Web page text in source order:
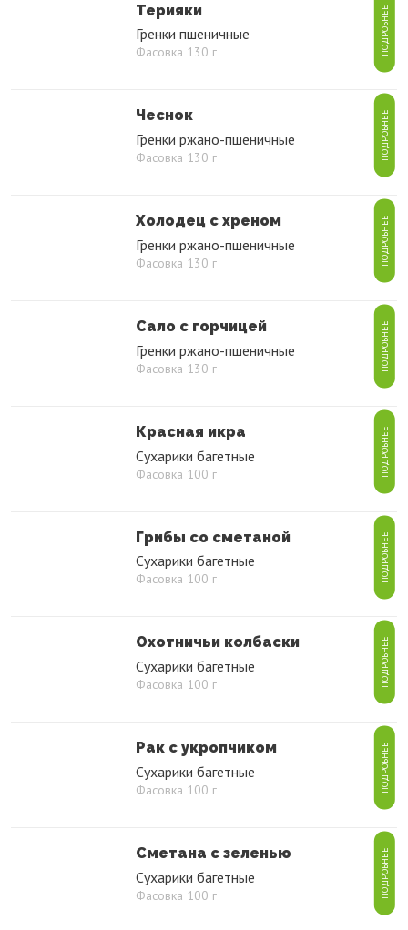
Терияки
Гренки пшеничные
Фасовка 130 г ПОДРОБНЕЕ
Чеснок
Гренки ржано-пшеничные
Фасовка 130 г ПОДРОБНЕЕ
Холодец с хреном
Гренки ржано-пшеничные
Фасовка 130 г ПОДРОБНЕЕ
Сало с горчицей
Гренки ржано-пшеничные
Фасовка 130 г ПОДРОБНЕЕ
Красная икра
Сухарики багетные
Фасовка 100 г ПОДРОБНЕЕ
Грибы со сметаной
Сухарики багетные
Фасовка 100 г ПОДРОБНЕЕ
Охотничьи колбаски
Сухарики багетные
Фасовка 100 г ПОДРОБНЕЕ
Рак с укропчиком
Сухарики багетные
Фасовка 100 г ПОДРОБНЕЕ
Сметана с зеленью
Сухарики багетные
Фасовка 100 г ПОДРОБНЕЕ